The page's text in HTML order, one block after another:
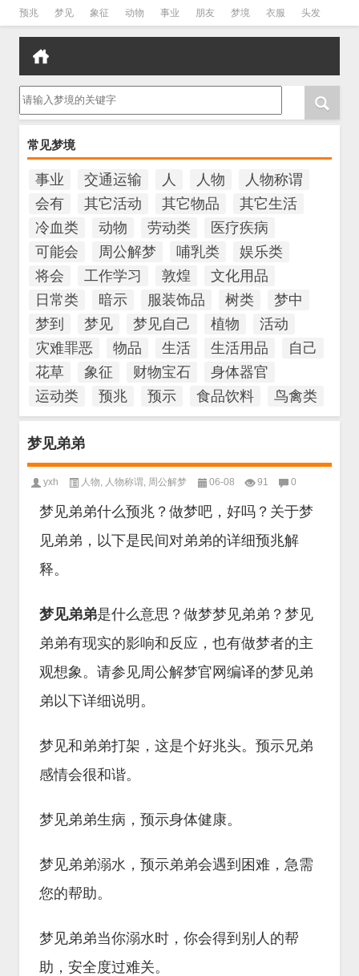
预兆 梦见 象征 动物 事业 朋友 梦境 衣服 头发
孕妇 孩子 吵架 房子
常见梦境
事业 交通运输 人 人物
人物称谓
会有
其它活动 其它物品
其它生活
冷血类
动物 劳动类
医疗疾病
可能会
周公解梦 哺乳类
娱乐类
将会
工作学习 敦煌
文化用品
日常类
暗示 服装饰品 树类
梦中
梦到
梦见 梦见自己 植物
活动
灾难罪恶
物品 生活 生活用品
自己
花草
象征 财物宝石
身体器官
运动类
预兆 预示 食品饮料 鸟禽类
梦见弟弟
yxh 人物, 人物称谓, 周公解梦 06-08 91 0
梦见弟弟什么预兆？做梦吧，好吗？关于梦
见弟弟，以下是民间对弟弟的详细预兆解
释。
梦见弟弟是什么意思？做梦梦见弟弟？梦见
弟弟有现实的影响和反应，也有做梦者的主
观想象。请参见周公解梦官网编译的梦见弟
弟以下详细说明。
梦见和弟弟打架，这是个好兆头。预示兄弟
感情会很和谐。
梦见弟弟生病，预示身体健康。
梦见弟弟溺水，预示弟弟会遇到困难，急需
您的帮助。
梦见弟弟当你溺水时，你会得到别人的帮
助，安全度过难关。